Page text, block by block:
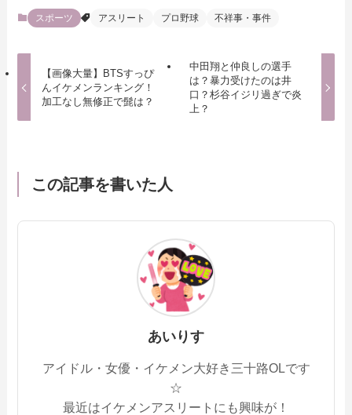
スポーツ アスリート プロ野球 不祥事・事件
【画像大量】BTSすっぴ
んイケメンランキング！
加工なし無修正で髭は？
中田翔と仲良しの選手
は？暴力受けたのは井
口？杉谷イジリ過ぎで炎
上？
この記事を書いた人
あいりす
アイドル・女優・イケメン大好き三十路OLです
☆
最近はイケメンアスリートにも興味が！